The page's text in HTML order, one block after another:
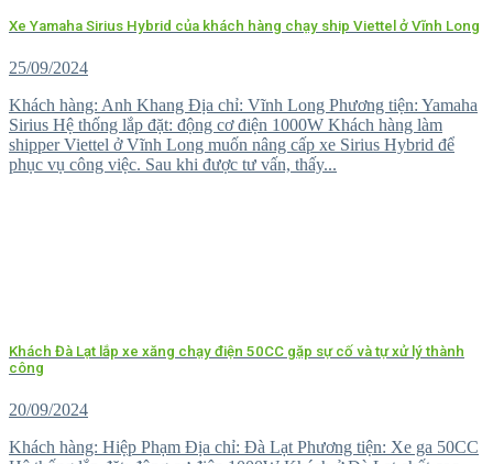
Xe Yamaha Sirius Hybrid của khách hàng chạy ship Viettel ở Vĩnh Long
25/09/2024
Khách hàng: Anh Khang Địa chỉ: Vĩnh Long Phương tiện: Yamaha
Sirius Hệ thống lắp đặt: động cơ điện 1000W Khách hàng làm
shipper Viettel ở Vĩnh Long muốn nâng cấp xe Sirius Hybrid để
phục vụ công việc. Sau khi được tư vấn, thấy...
Khách Đà Lạt lắp xe xăng chạy điện 50CC gặp sự cố và tự xử lý thành
công
20/09/2024
Khách hàng: Hiệp Phạm Địa chỉ: Đà Lạt Phương tiện: Xe ga 50CC